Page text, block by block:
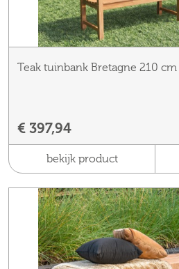
Teak tuinbank Bretagne 210 cm
€ 397,94
bekijk product